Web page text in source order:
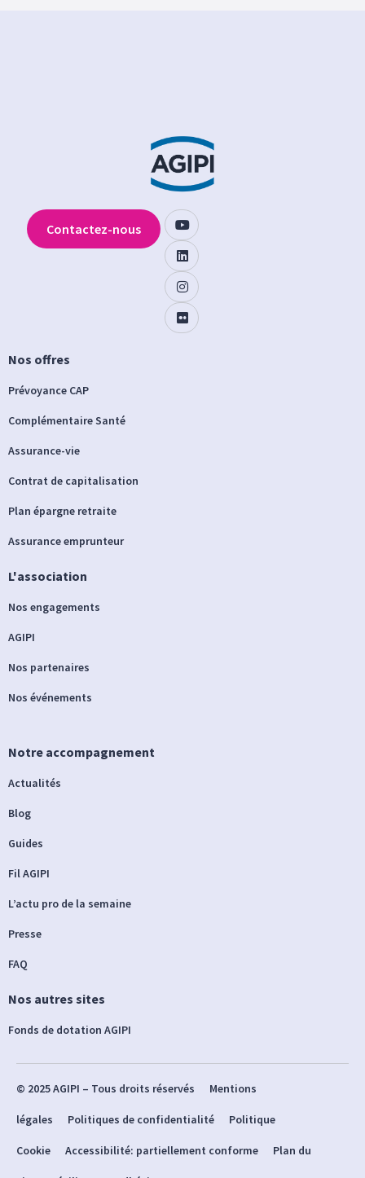
Nos offres
Prévoyance CAP
Complémentaire Santé
Assurance-vie
Contrat de capitalisation
Plan épargne retraite
Assurance emprunteur
L'association
Nos engagements
AGIPI
Nos partenaires
Nos événements
Notre accompagnement
Actualités
Blog
Guides
Fil AGIPI
L’actu pro de la semaine
Presse
FAQ
Nos autres sites
Fonds de dotation AGIPI
Contactez-nous
© 2025 AGIPI – Tous droits réservés Mentions
légales Politiques de confidentialité Politique
Cookie Accessibilité: partiellement conforme Plan du